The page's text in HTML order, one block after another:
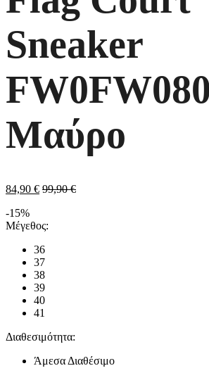
Sneaker
Μαύρο
84,90 € 99,90€
-15%
Μέγεθος:
36
37
38
39
40
41
Διαθεσιμότητα:
Άμεσα Διαθέσιμο